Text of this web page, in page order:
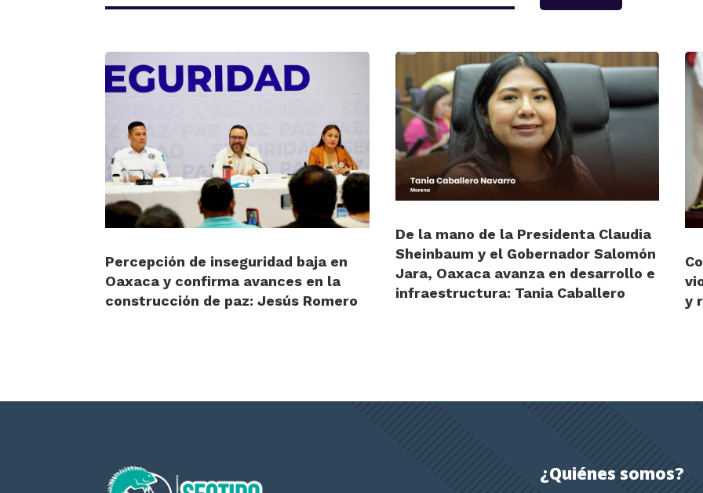
Percepción de inseguridad baja en
Oaxaca y confirma avances en la
construcción de paz: Jesús Romero
De la mano de la Presidenta Claudia
Sheinbaum y el Gobernador Salomón
Jara, Oaxaca avanza en desarrollo e
infraestructura: Tania Caballero
y
¿Quiénes somos?